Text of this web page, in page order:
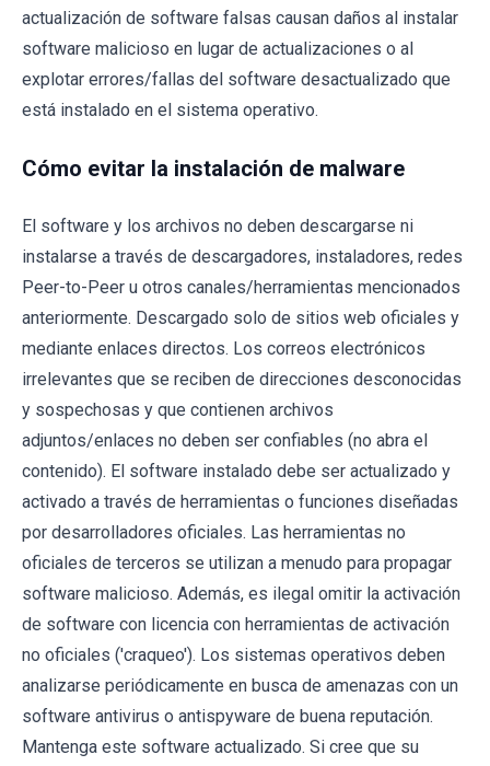
actualización de software falsas causan daños al instalar
software malicioso en lugar de actualizaciones o al
explotar errores/fallas del software desactualizado que
está instalado en el sistema operativo.
Cómo evitar la instalación de malware
El software y los archivos no deben descargarse ni
instalarse a través de descargadores, instaladores, redes
Peer-to-Peer u otros canales/herramientas mencionados
anteriormente. Descargado solo de sitios web oficiales y
mediante enlaces directos. Los correos electrónicos
irrelevantes que se reciben de direcciones desconocidas
y sospechosas y que contienen archivos
adjuntos/enlaces no deben ser confiables (no abra el
contenido). El software instalado debe ser actualizado y
activado a través de herramientas o funciones diseñadas
por desarrolladores oficiales. Las herramientas no
oficiales de terceros se utilizan a menudo para propagar
software malicioso. Además, es ilegal omitir la activación
de software con licencia con herramientas de activación
no oficiales ('craqueo'). Los sistemas operativos deben
analizarse periódicamente en busca de amenazas con un
software antivirus o antispyware de buena reputación.
Mantenga este software actualizado. Si cree que su